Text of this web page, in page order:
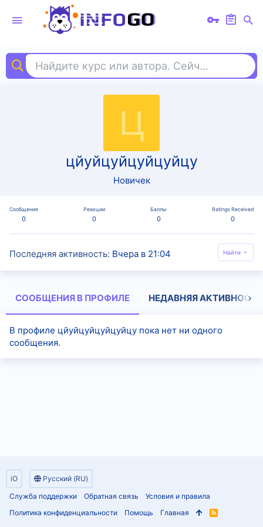
Найдите курс или автора. Сейчас ищут
Ц
цйуйцуйцуйцуйцу
Новичек
Сообщения
0
Реакции
0
Баллы
0
Ratings Received
0
Последняя активность Вчера в 21:04 Найти
СООБЩЕНИЯ В ПРОФИЛЕ НЕДАВНЯЯ АКТИВНОСТЬ
В профиле цйуйцуйцуйцуйцу пока нет ни одного
сообщения.
iO
Русский (RU)
Служба поддержки
Обратная связь
Условия и правила
Политика конфиденциальности
Помощь Главная
R